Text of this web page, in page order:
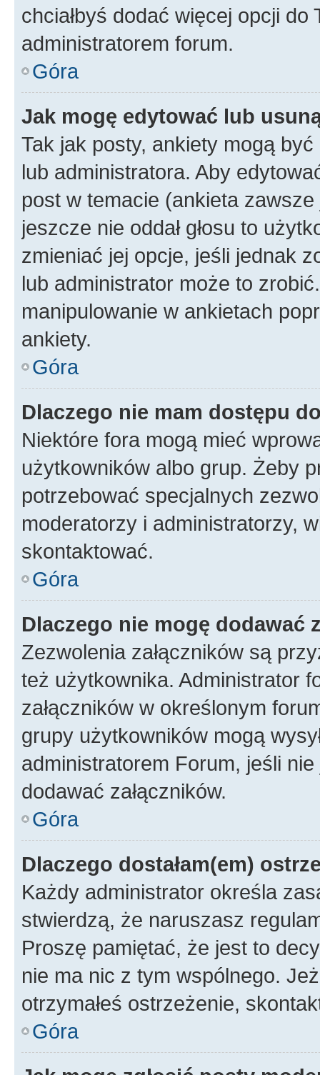
chciałbyś dodać więcej opcji
administratorem forum.
Góra
Jak mogę edytować lub
Tak jak posty, ankiety mogą
lub administratora. Aby
post w temacie (ankieta
jeszcze nie oddał głosu to
zmieniać jej opcje, jeśli jednak
lub administrator może to
manipulowanie w ankietach
ankiety.
Góra
Dlaczego nie mam dostępu
Niektóre fora mogą mieć
użytkowników albo grup. Żeby
potrzebować specjalnych
moderatorzy i administratorzy,
skontaktować.
Góra
Dlaczego nie mogę dodawać
Zezwolenia załączników są
też użytkownika. Administrator
załączników w określonym
grupy użytkowników mogą
administratorem Forum, jeśli
dodawać załączników.
Góra
Dlaczego dostałam(em)
Każdy administrator określa
stwierdzą, że naruszasz
Proszę pamiętać, że jest to
nie ma nic z tym wspólnego.
otrzymałeś ostrzeżenie,
Góra